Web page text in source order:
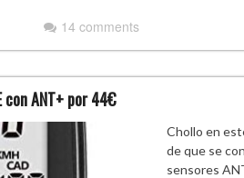
14 comments
con ANT+ por 44€
Chollo en
de que se
sensores